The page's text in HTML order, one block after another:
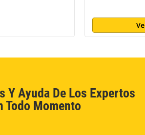
Y Ayuda De Los Expertos
Todo Momento